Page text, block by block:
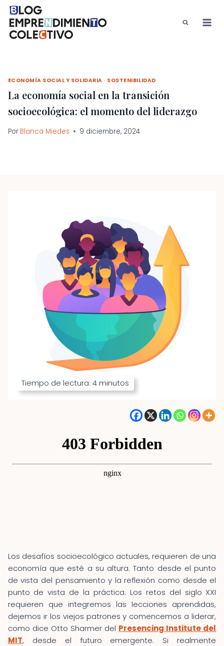
Saltar
contenido
ECONOMÍA SOCIAL Y SOLIDARIA · SOSTENIBILIDAD
La economía social en la transición
socioecológica: el momento del liderazgo
Por Blanca Miedes 9 diciembre, 2024
Tiempo de lectura: 4 minutos
Los desafíos socioecológico actuales, requieren de una
economía que esté a su altura. Tanto desde el punto
de vista del pensamiento y la reflexión como desde el
punto de vista de la práctica. Los retos del siglo XXI
requieren que integremos las lecciones aprendidas,
dejemos ir los viejos patrones y comencemos a liderar,
como dice Otto Sharmer del Presencing Institute del
MIT, desde el futuro emergente. Si realmente